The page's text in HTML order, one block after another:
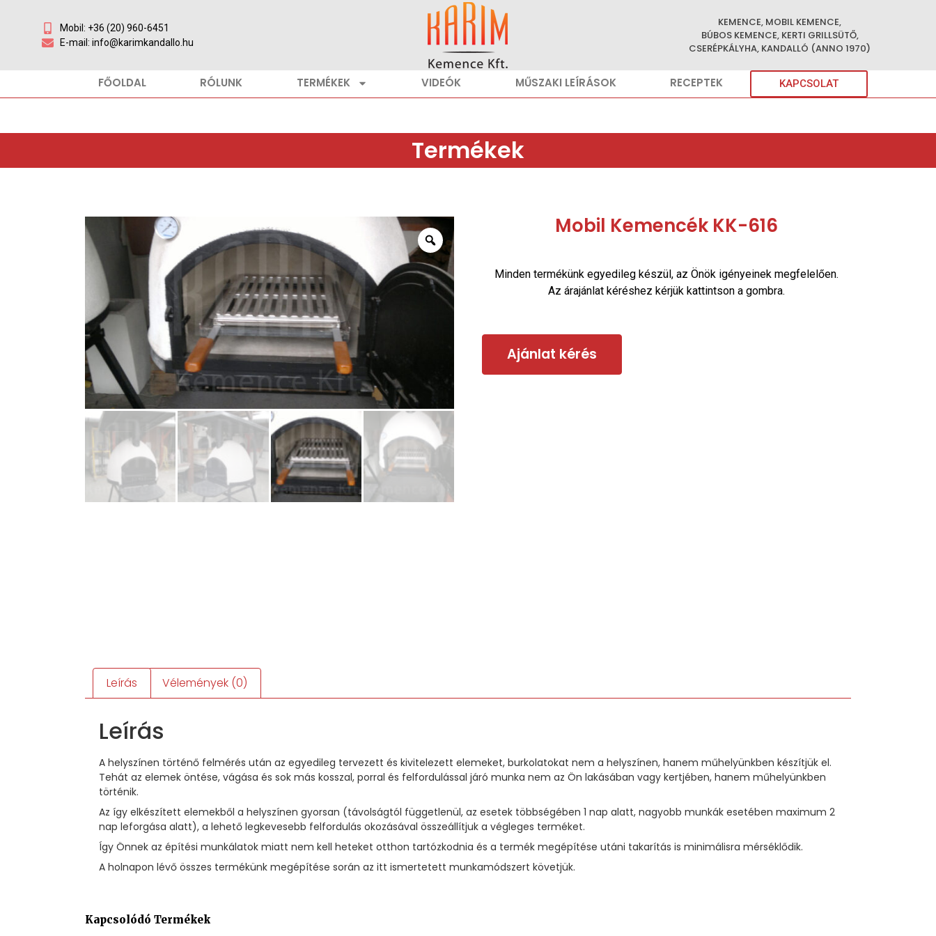
Mobil: +36 (20) 960-6451
E-mail: info@karimkandallo.hu
KEMENCE, MOBIL KEMENCE,
BÚBOS KEMENCE, KERTI GRILLSÜTŐ,
CSERÉPKÁLYHA, KANDALLÓ (ANNO 1970)
FŐOLDAL RÓLUNK TERMÉKEK VIDEÓK MŰSZAKI LEÍRÁSOK RECEPTEK KAPCSOLAT
Termékek
Mobil Kemencék KK-616
Minden termékünk egyedileg készül, az Önök igényeinek megfelelően.
Az árajánlat kéréshez kérjük kattintson a gombra.
Ajánlat kérés
Leírás Vélemények (0)
Leírás
A helyszínen történő felmérés után az egyedileg tervezett és kivitelezett elemeket, burkolatokat nem a helyszínen, hanem műhelyünkben készítjük el.
Tehát az elemek öntése, vágása és sok más kosszal, porral és felfordulással járó munka nem az Ön lakásában vagy kertjében, hanem műhelyünkben
történik.
Az így elkészített elemekből a helyszínen gyorsan (távolságtól függetlenül, az esetek többségében 1 nap alatt, nagyobb munkák esetében maximum 2
nap leforgása alatt), a lehető legkevesebb felfordulás okozásával összeállítjuk a végleges terméket.
Így Önnek az építési munkálatok miatt nem kell heteket otthon tartózkodnia és a termék megépítése utáni takarítás is minimálisra mérséklődik.
A holnapon lévő összes termékünk megépítése során az itt ismertetett munkamódszert követjük.
Kapcsolódó Termékek